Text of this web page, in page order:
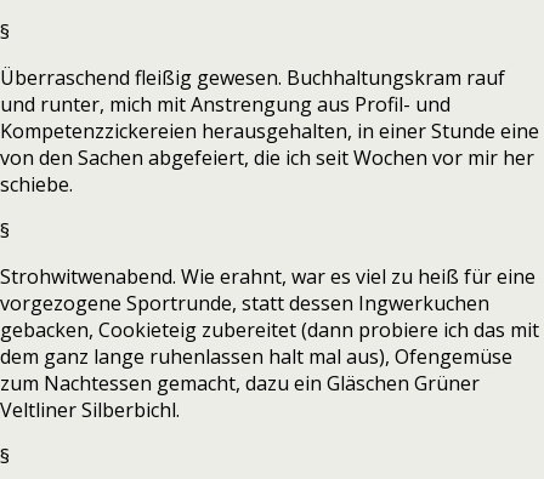
§
Überraschend fleißig gewesen. Buchhaltungskram rauf
und runter, mich mit Anstrengung aus Profil- und
Kompetenzzickereien herausgehalten, in einer Stunde eine
von den Sachen abgefeiert, die ich seit Wochen vor mir her
schiebe.
§
Strohwitwenabend. Wie erahnt, war es viel zu heiß für eine
vorgezogene Sportrunde, statt dessen Ingwerkuchen
gebacken, Cookieteig zubereitet (dann probiere ich das mit
dem ganz lange ruhenlassen halt mal aus), Ofengemüse
zum Nachtessen gemacht, dazu ein Gläschen Grüner
Veltliner Silberbichl.
§